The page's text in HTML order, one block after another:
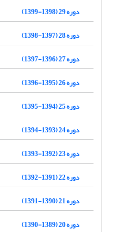
دوره 29 (1398-1399)
دوره 28 (1397-1398)
دوره 27 (1396-1397)
دوره 26 (1395-1396)
دوره 25 (1394-1395)
دوره 24 (1393-1394)
دوره 23 (1392-1393)
دوره 22 (1391-1392)
دوره 21 (1390-1391)
دوره 20 (1389-1390)